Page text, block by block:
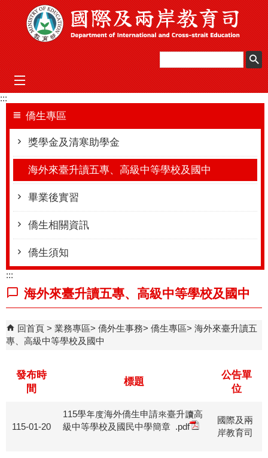
跳到主要內容區塊
mobile_menu
:::
僑生專區
獎學金及清寒助學金
海外來臺升讀五專、高級中等學校及國中
畢業後實習
僑生相關資訊
僑生須知
:::
海外來臺升讀五專、高級中等學校及國中
回首頁 業務專區 僑外生事務 僑生專區
海外來臺升讀五
專、高級中等學校及國中
發布時
間
標題
公告單
位
115-01-20
115學年度海外僑生申請來臺升讀高
級中等學校及國民中學簡章 .pdf
國際及兩
岸教育司